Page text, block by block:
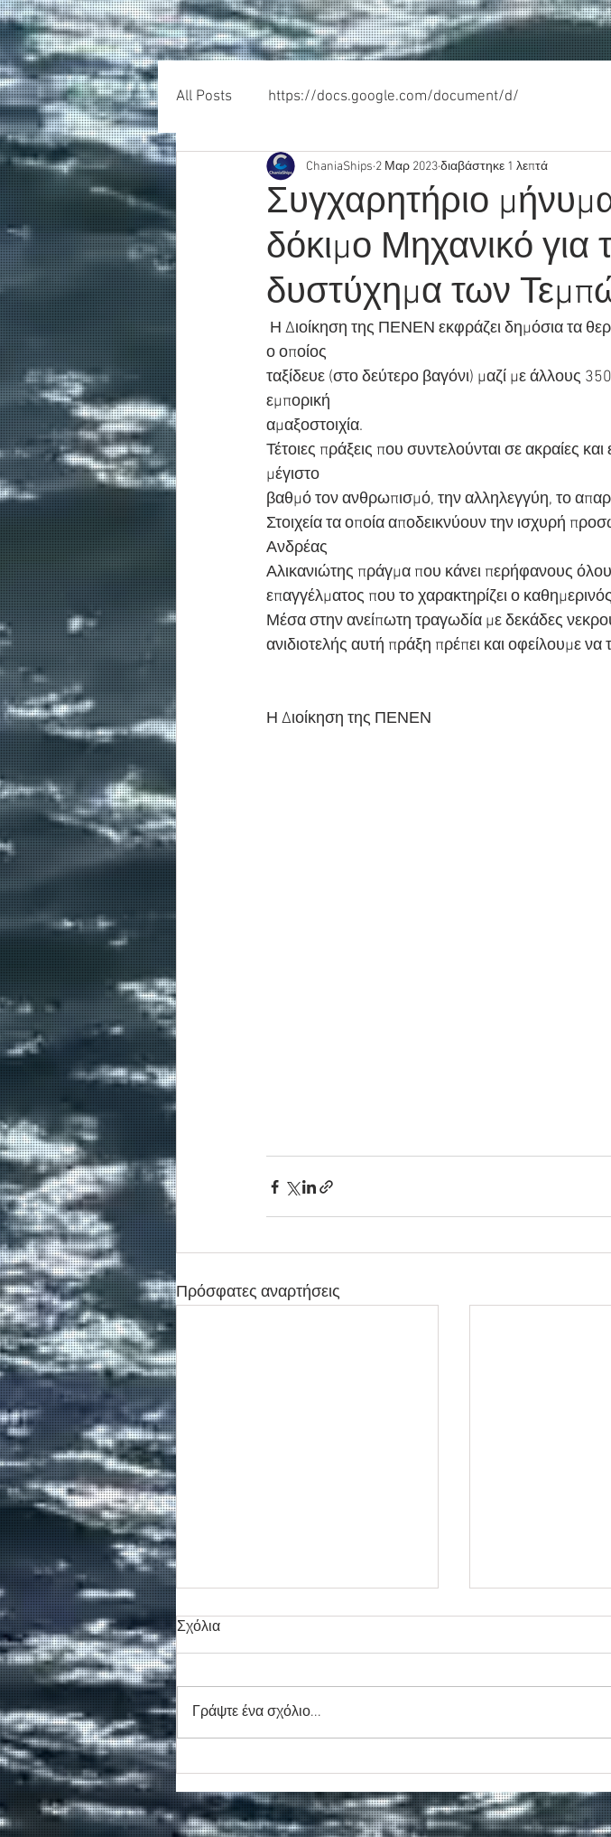
All Posts https://docs.google.com/document/d/
Συγχαρητήριο
δόκιμο Μηχανικό
δυστύχημα των
ChaniaShips 2 Μαρ 2023διαβάστηκε 1 λεπτά
ο οποίος
ταξίδευε (στο δεύτερο βαγόνι) μαζί με άλλους
εμπορική
αμαξοστοιχία.
Τέτοιες πράξεις που συντελούνται σε ακραίες
μέγιστο
βαθμό τον ανθρωπισμό, την αλληλεγγύη, το
Στοιχεία τα οποία αποδεικνύουν την ισχυρή
Ανδρέας
Αλικανιώτης πράγμα που κάνει περήφανους
επαγγέλματος που το χαρακτηρίζει ο
Μέσα στην ανείπωτη τραγωδία με δεκάδες
ανιδιοτελής αυτή πράξη πρέπει και οφείλουμε
Η Διοίκηση της ΠΕΝΕΝ
Πρόσφατες αναρτήσεις
Κασσελάκη στο λιμάνι της
Σούδας
μεταφοράς
Σούδα
Σχόλια
Γράψτε ένα σχόλιο...